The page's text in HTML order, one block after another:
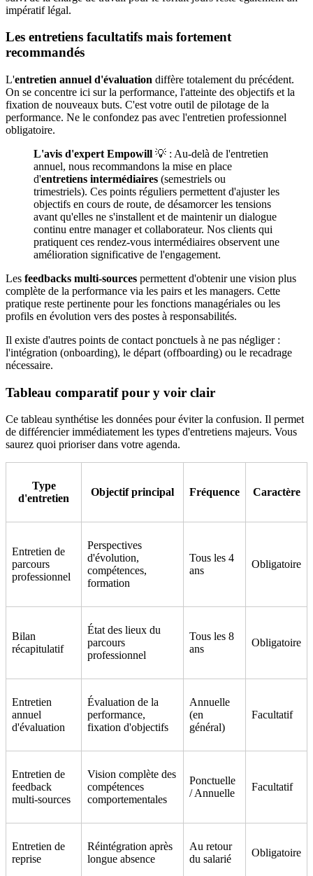
impératif légal.
Les entretiens facultatifs mais fortement
recommandés
L'entretien annuel d'évaluation diffère totalement du précédent.
On se concentre ici sur la performance, l'atteinte des objectifs et la
fixation de nouveaux buts. C'est votre outil de pilotage de la
performance. Ne le confondez pas avec l'entretien professionnel
obligatoire.
L'avis d'expert Empowill 💡 : Au-delà de l'entretien
annuel, nous recommandons la mise en place
d'entretiens intermédiaires (semestriels ou
trimestriels). Ces points réguliers permettent d'ajuster les
objectifs en cours de route, de désamorcer les tensions
avant qu'elles ne s'installent et de maintenir un dialogue
continu entre manager et collaborateur. Nos clients qui
pratiquent ces rendez-vous intermédiaires observent une
amélioration significative de l'engagement.
Les feedbacks multi-sources permettent d'obtenir une vision plus
complète de la performance via les pairs et les managers. Cette
pratique reste pertinente pour les fonctions managériales ou les
profils en évolution vers des postes à responsabilités.
Il existe d'autres points de contact ponctuels à ne pas négliger :
l'intégration (onboarding), le départ (offboarding) ou le recadrage
nécessaire.
Tableau comparatif pour y voir clair
Ce tableau synthétise les données pour éviter la confusion. Il permet
de différencier immédiatement les types d'entretiens majeurs. Vous
saurez quoi prioriser dans votre agenda.
Type
d'entretien
Objectif principal Fréquence Caractère
Entretien de
parcours
professionnel
Perspectives
d'évolution,
compétences,
formation
Tous les 4
ans
Obligatoire
Bilan
récapitulatif
État des lieux du
parcours
professionnel
Tous les 8
ans
Obligatoire
Entretien
annuel
d'évaluation
Évaluation de la
performance,
fixation d'objectifs
Annuelle
(en
général)
Facultatif
Entretien de
feedback
multi-sources
Vision complète des
compétences
comportementales
Ponctuelle
/ Annuelle
Facultatif
Entretien de
reprise
Réintégration après
longue absence
Au retour
du salarié
Obligatoire